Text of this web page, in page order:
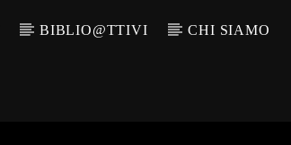
BIBLIO@TTIVI CHI SIAMO